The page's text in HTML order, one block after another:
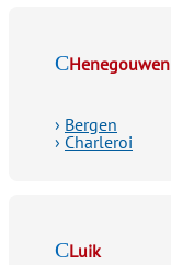
Henegouwen
› Bergen
› Charleroi
Luik